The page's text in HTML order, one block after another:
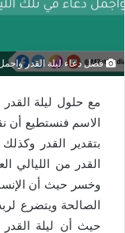
فضل دعاء ليلة القدر واجمل
مع حلول ليلة
الاسم فنستطيع أن
بتقدير القدر وكذلك
القدر من الليالي
وخسر حيث أن
الصالحة ويتضرع
حيث أن ليلة القدر